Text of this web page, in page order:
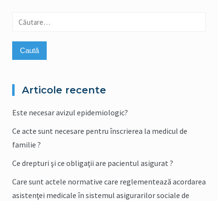
YYYY
Caută
Articole recente
Este necesar avizul epidemiologic?
Ce acte sunt necesare pentru înscrierea la medicul de
familie ?
Ce drepturi şi ce obligaţii are pacientul asigurat ?
Care sunt actele normative care reglementează acordarea
asistenţei medicale în sistemul asigurarilor sociale de